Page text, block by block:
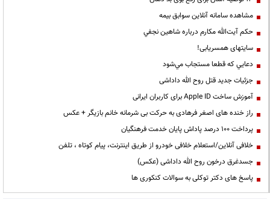
مشاهده سامانه آنلاين سوابق بیمه
حكم آيت‌الله مكارم درباره شاهين نجفي
سایتهای همسریابی!
دعايي كه قطعا مستجاب مي‌شود
جزئیات جدید قتل روح الله داداشی
آموزش ساخت Apple ID برای کاربران ایرانی
راز خنده های اصغر فرهادی به حرکت بی شرمانه خانم بازیگر + عکس
پرداخت ۱۰۰ درصد پاداش پایان خدمت فرهنگیان
خلافی آنلاین/استعلام خلافی خودرو از طریق اینترنت، پیام کوتاه ، تلفن
جسدغرق درخون روح الله داداشی (عکس)
پاسخ های دکتر توکلی به سوالات کنکوری ها